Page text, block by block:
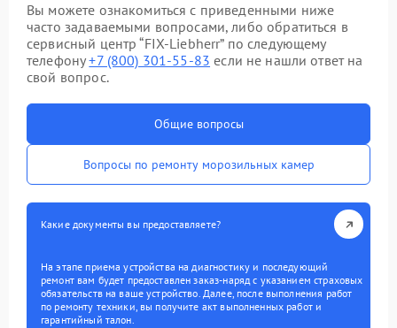
Вы можете ознакомиться с приведенными ниже
часто задаваемыми вопросами, либо обратиться в
сервисный центр “FIX-Liebherr” по следующему
телефону+7 (800) 301-55-83 если не нашли ответ на
свой вопрос.
Общие вопросы
Вопросы по ремонту морозильных камер
Какие документы вы предоставляете?
На этапе приема устройства на диагностику и последующий
ремонт вам будет предоставлен заказ-наряд с указанием страховых
обязательств на ваше устройство. Далее, после выполнения работ
по ремонту техники, вы получите акт выполненных работ и
гарантийный талон.